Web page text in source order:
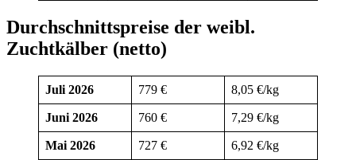
Durchschnittspreise der weibl.
Zuchtkälber (netto)
Juli 2026 779 € 8,05 €/kg
Juni 2026 760 € 7,29 €/kg
Mai 2026 727 € 6,92 €/kg